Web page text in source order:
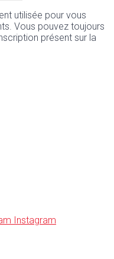
utilisée pour vous
Vous pouvez toujours
présent sur la
Instagram